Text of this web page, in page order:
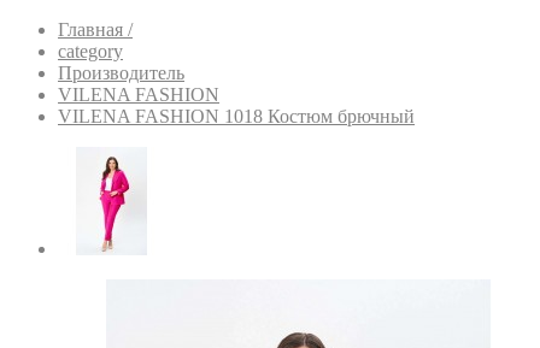
Главная /
category
Производитель
VILENA FASHION
VILENA FASHION 1018 Костюм брючный